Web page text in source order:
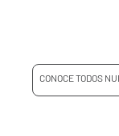
CONOCE TODOS